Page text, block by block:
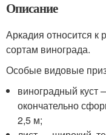
Описание
Аркадия относится
сортам винограда.
Особые видовые
виноградный куст
окончательно
2,5 м;